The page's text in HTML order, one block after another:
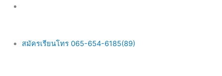
สมัครเรียนโทร 065-654-6185(89)
Main